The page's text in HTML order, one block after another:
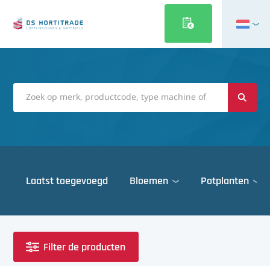
English
Deutsch
Polski
Română
Laatst toegevoegd Bloemen Potplanten
Gewasbescherming